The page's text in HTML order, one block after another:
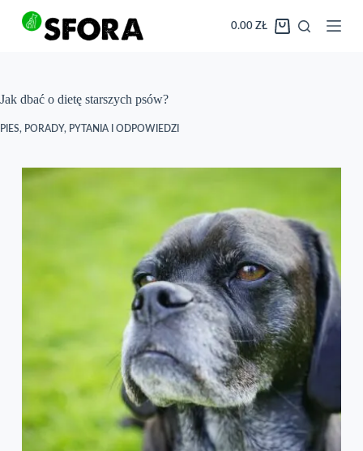
Koszyk
0.00 ZŁ
Jak dbać o dietę starszych psów?
PIES, PORADY, PYTANIA I ODPOWIEDZI